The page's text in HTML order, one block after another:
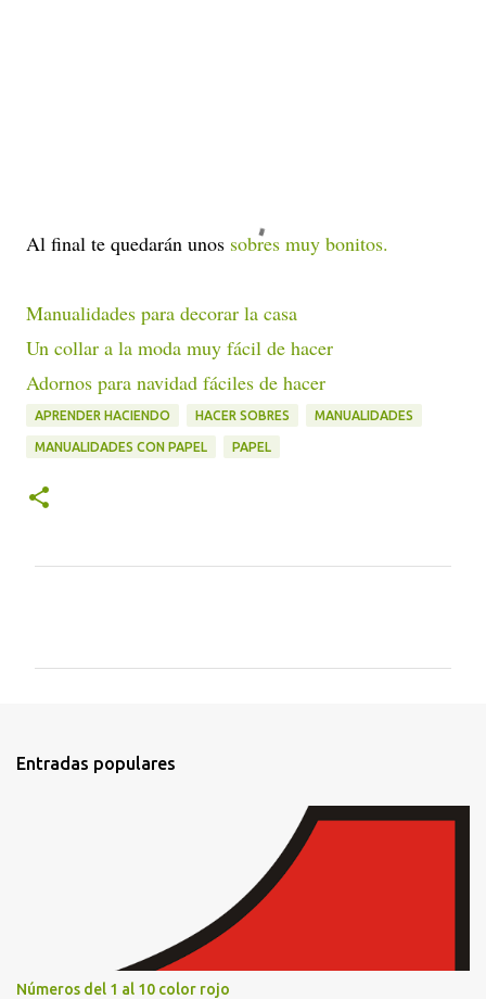
Al final te quedarán unos sobres muy bonitos.
Manualidades para decorar la casa
Un collar a la moda muy fácil de hacer
Adornos para navidad fáciles de hacer
APRENDER HACIENDO HACER SOBRES MANUALIDADES
MANUALIDADES CON PAPEL PAPEL
t
Entradas populares
Números del 1 al 10 color rojo